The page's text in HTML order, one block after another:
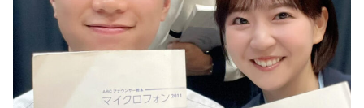
教えて！ニュースライブ 正義のミカタ
ＬＩＦＥ～夢のカタチ～
ポツンと一軒家